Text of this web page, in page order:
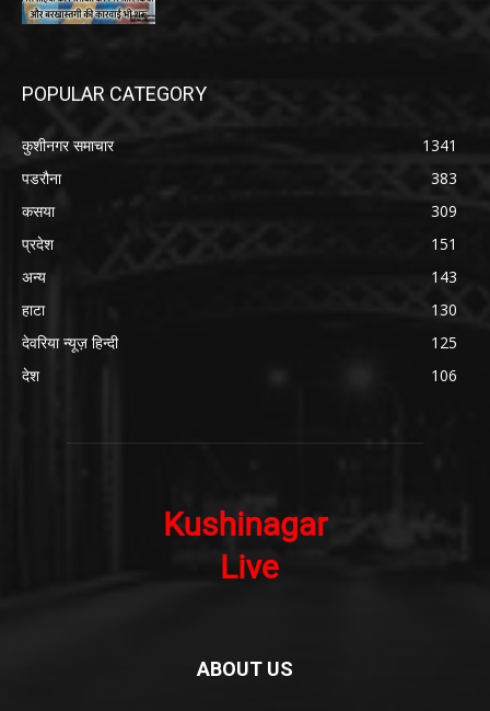
POPULAR CATEGORY
कुशीनगर समाचार
1341
पडरौना
383
कसया
309
प्रदेश
151
अन्य
143
हाटा
130
देवरिया न्यूज़ हिन्दी
125
देश
106
ABOUT US